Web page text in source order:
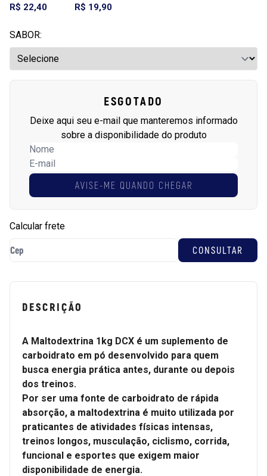
R$ 22,40
R$ 19,90
SABOR:
ESGOTADO
Deixe aqui seu e-mail que manteremos informado
sobre a disponibilidade do produto
AVISE-ME QUANDO CHEGAR
Calcular frete
DESCRIÇÃO
A Maltodextrina 1kg DCX é um suplemento de
carboidrato em pó desenvolvido para quem
busca energia prática antes, durante ou depois
dos treinos.
Por ser uma fonte de carboidrato de rápida
absorção, a maltodextrina é muito utilizada por
praticantes de atividades físicas intensas,
treinos longos, musculação, ciclismo, corrida,
funcional e esportes que exigem maior
disponibilidade de energia.